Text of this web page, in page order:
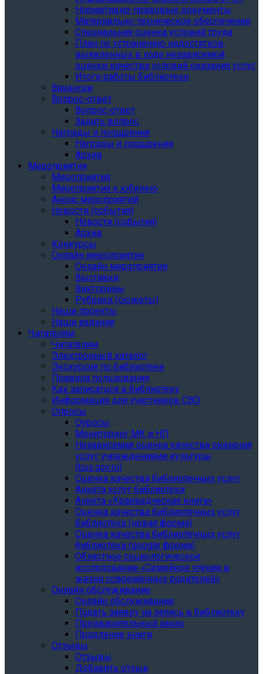
Нормативно-правовые документы
Материально-техническое обеспечение
Специальная оценка условий труда
План по устранению недостатков,
выявленных в ходе независимой
оценки качества условий оказания услуг
Итоги работы библиотеки
Вакансии
Вопрос-ответ
Вопрос-ответ
Задать вопрос
Награды и поощрения
Награды и поощрения
Архив
Мероприятия
Мероприятия
Мероприятия к юбилею
Анонс мероприятий
Новости (события)
Новости (события)
Архив
Конкурсы
Онлайн мероприятия
Онлайн мероприятия
Выставки
Викторины
Рубрики (сюжеты)
Наши проекты
Наши издания
Читателям
Читателям
Электронный каталог
Экскурсия по библиотеке
Правила пользования
Как записаться в библиотеку
Информация для участников СВО
Опросы
Опросы
Мониторинг МК и НП
Независимая оценка качества оказания
услуг учреждениями культуры
(bus.gov.ru)
Оценка качества библиотечных услуг
Анкета услуг библиотеки
Анкета «Краеведческая книга»
Oценка качества библиотечных услуг
библиотеки (новая форма)
Oценка качества библиотечных услуг
библиотеки (google форма)
Областное социологическое
исследование «Семейное чтение в
жизни современных родителей»
Онлайн обслуживание
Онлайн обслуживание
Подать заявку на запись в библиотеку
Предварительный заказ
Продление книги
Отзывы
Отзывы
Добавить отзыв